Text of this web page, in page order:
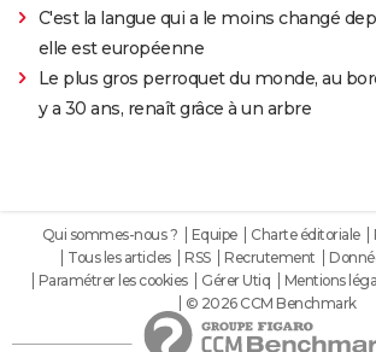
C'est la langue qui a le moins changé
elle est européenne
Le plus gros perroquet du monde, au
y a 30 ans, renaît grâce à un arbre
Qui sommes-nous ? Equipe Charte éditoriale
Tous les articles
RSS Recrutement
Paramétrer les cookies
Gérer Utiq Mentions
© 2026 CCM Benchmark